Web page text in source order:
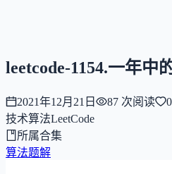
leetcode-1154.一年中
2021年12月21日 87 次阅读 0
技术算法LeetCode
所属合集
算法题解